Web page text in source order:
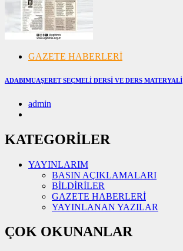
GAZETE HABERLERİ
ADABIMUAŞERET SEÇMELİ DERSİ VE DERS MATERYALİ
admin
KATEGORİLER
YAYINLARIM
BASIN AÇIKLAMALARI
BİLDİRİLER
GAZETE HABERLERİ
YAYINLANAN YAZILAR
ÇOK OKUNANLAR